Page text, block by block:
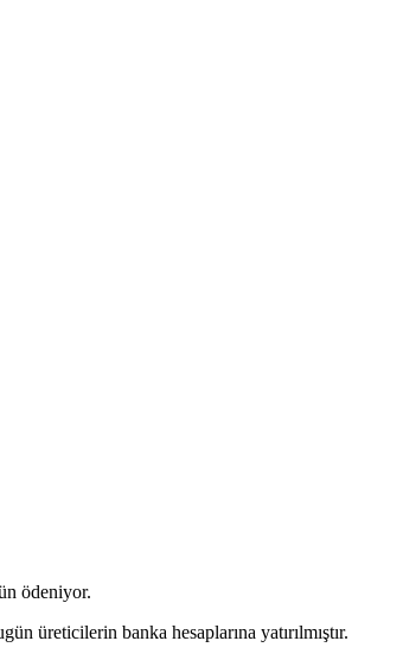
ödeniyor.
üreticilerin banka hesaplarına yatırılmıştır.